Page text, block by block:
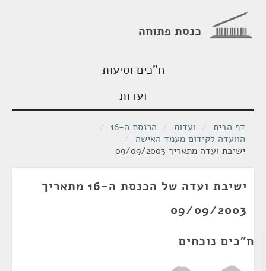
כנסת פתוחה
ח"כים וסיעות
ועדות
דף הבית / ועדות / הכנסת ה-16
/
הוועדה לקידום מעמד האישה /
ישיבת ועדה מתאריך 09/09/2003
ישיבת ועדה של הכנסת ה-16 מתאריך
09/09/2003
ח"כים נוכחים